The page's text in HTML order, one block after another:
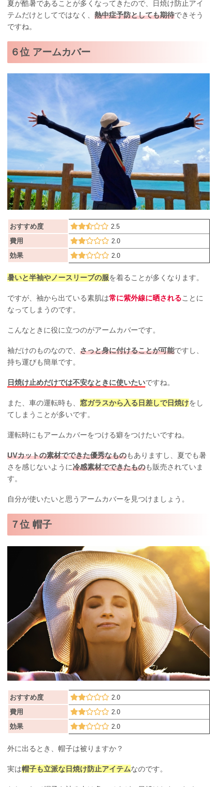
夏が酷暑であることが多くなってきたので、日焼け防止アイ
テムだけとしてではなく、 熱中症予防としても期待できそう
ですね。
６位 アームカバー
おすすめ度 2.5
費用 2.0
効果 2.0
暑いと半袖やノースリーブの服を着ることが多くなります。
ですが、袖から出ている素肌は常に紫外線に晒されることに
なってしまうのです。
こんなときに役に立つのがアームカバーです。
袖だけのものなので、 さっと身に付けることが可能ですし、
持ち運びも簡単です。
日焼け止めだけでは不安なときに使いたいですね。
また、車の運転時も、 窓ガラスから入る日差しで日焼けをし
てしまうことが多いです。
運転時にもアームカバーをつける癖をつけたいですね。
UVカットの素材でできた優秀なものもありますし、夏でも暑
さを感じないように冷感素材でできたものも販売されていま
す。
自分が使いたいと思うアームカバーを見つけましょう。
７位 帽子
おすすめ度 2.0
費用 2.0
効果 2.0
外に出るとき、帽子は被りますか？
実は帽子も立派な日焼け防止アイテムなのです。